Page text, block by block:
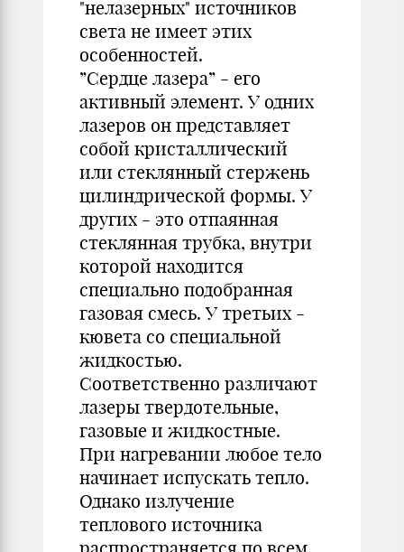
"нелазерных" источников
света не имеет этих
особенностей.
”Сердце лазера” - его
активный элемент. У одних
лазеров он представляет
собой кристаллический
или стеклянный стержень
цилиндрической формы. У
других - это отпаянная
стеклянная трубка, внутри
которой находится
специально подобранная
газовая смесь. У третьих -
кювета со специальной
жидкостью.
Соответственно различают
лазеры твердотельные,
газовые и жидкостные.
При нагревании любое тело
начинает испускать тепло.
Однако излучение
теплового источника